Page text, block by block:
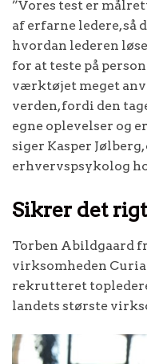
”Vores test er
af erfarne ledere, så
hvordan lederen
for at teste på
værktøjet meget
verden, fordi den
egne oplevelser og
siger Kasper
erhvervspsykolog
Sikrer det
Torben Abildgaard
virksomheden Curia
rekrutteret
landets største